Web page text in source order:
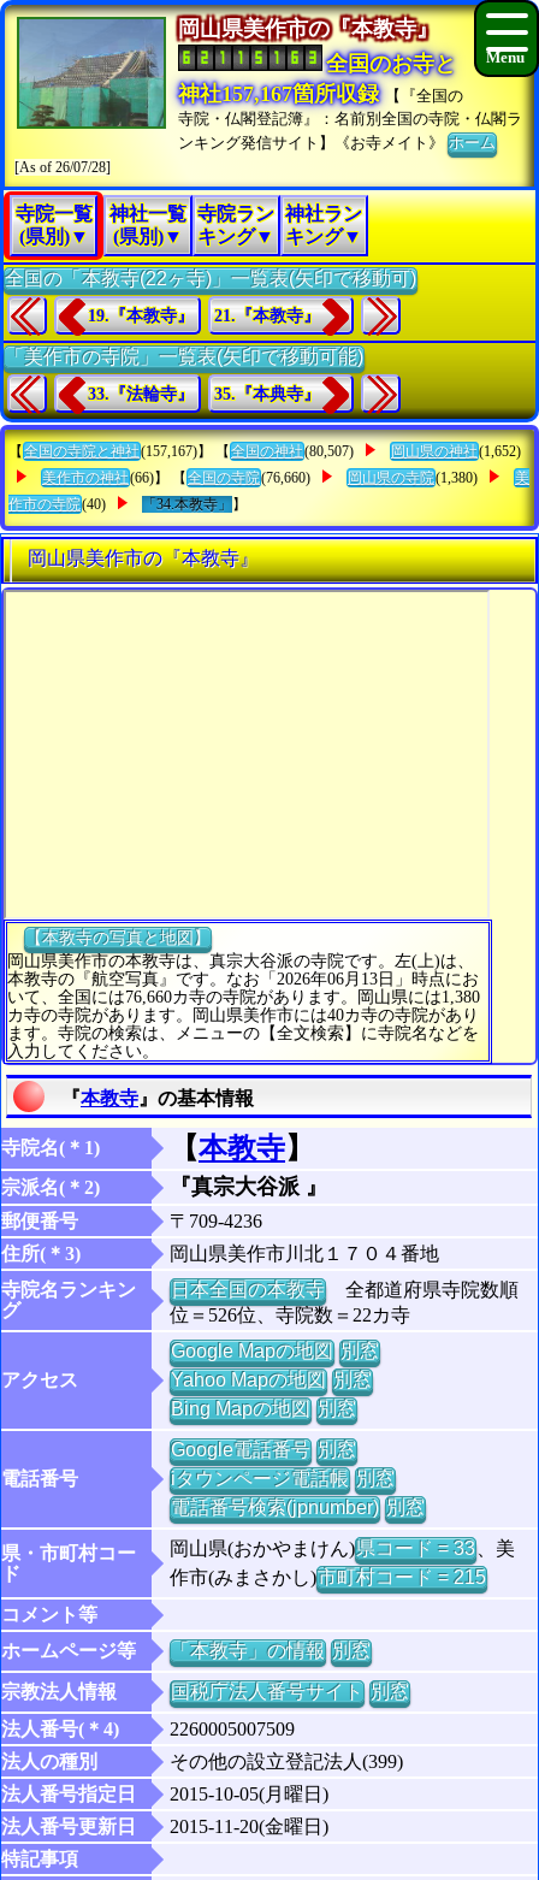
岡山県美作市の『本教寺』
全国のお寺と
神社157,167箇所収録
【『全国の
寺院・仏閣登記簿』：名前別全国の寺院・仏閣ラ
ンキング発信サイト】《お寺メイト》ホーム
[As of 26/07/28]
寺院一覧
(県別)▼
神社一覧
(県別)▼
寺院ラン
キング▼
神社ラン
キング▼
全国の「本教寺(22ヶ寺)」一覧表(矢印で移動可)
19.『本教寺』 21.『本教寺』
「美作市の寺院」一覧表(矢印で移動可能)
33.『法輪寺』 35.『本典寺』
【 全国の寺院と神社(157,167)】 【 全国の神社(80,507) 岡山県の神社(1,652)
美作市の神社(66)】 【 全国の寺院(76,660) 岡山県の寺院(1,380)
美
作市の寺院(40) 「34.本教寺」 】
岡山県美作市の『本教寺』
【本教寺の写真と地図】
岡山県美作市の本教寺は、真宗大谷派の寺院です。左(上)は、
本教寺の『航空写真』です。なお「2026年06月13日」時点にお
いて、全国には76,660カ寺の寺院があります。岡山県には1,380
カ寺の寺院があります。岡山県美作市には40カ寺の寺院があり
ます。寺院の検索は、メニューの【全文検索】に寺院名などを
入力してください。
『本教寺 』の基本情報
寺院名(＊1) 【本教寺】
宗派名(＊2) 『真宗大谷派 』
郵便番号
〒709-4236
住所(＊3)
岡山県美作市川北１７０４番地
寺院名ランキン
グ
日本全国の本教寺全都道府県寺院数順
位＝526位、寺院数＝22カ寺
アクセス
Google Mapの地図 別窓
Yahoo Mapの地図 別窓
Bing Mapの地図 別窓
電話番号
Google電話番号 別窓
iタウンページ電話帳 別窓
電話番号検索(jpnumber) 別窓
県・市町村コー
ド
岡山県(おかやまけん)県コード = 33、美
作市(みまさかし)市町村コード = 215
コメント等
ホームページ等
「本教寺」の情報 別窓
宗教法人情報
国税庁法人番号サイト 別窓
法人番号(＊4)
2260005007509
法人の種別
その他の設立登記法人(399)
法人番号指定日
2015-10-05(月曜日)
法人番号更新日
2015-11-20(金曜日)
特記事項